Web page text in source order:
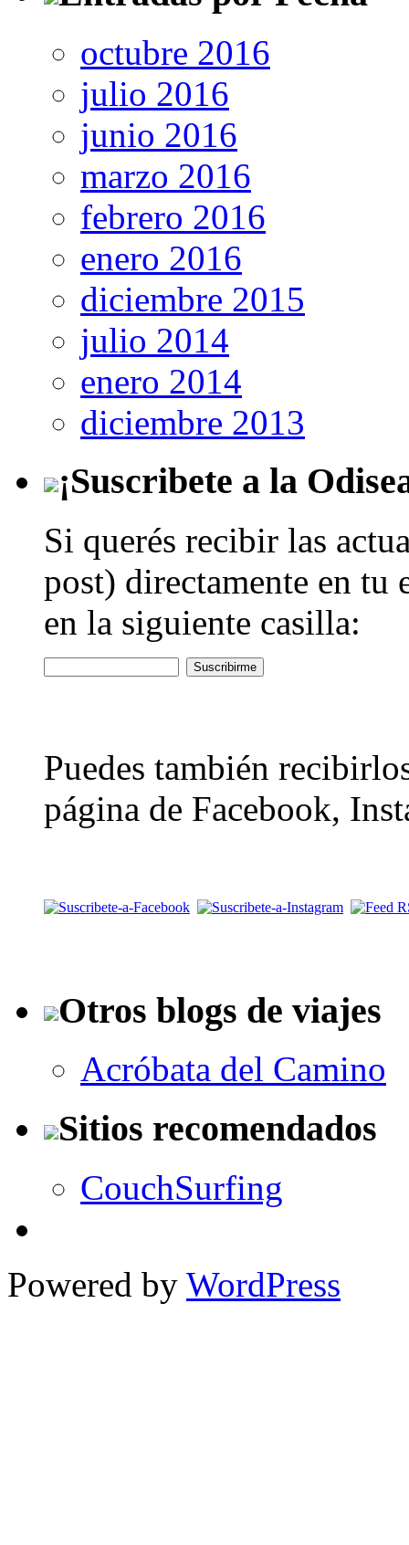
octubre 2016
julio 2016
junio 2016
marzo 2016
febrero 2016
enero 2016
diciembre 2015
julio 2014
enero 2014
diciembre 2013
¡Suscribete a la
Si querés recibir las
post) directamente en
en la siguiente casilla:
Puedes también
página de Facebook,
Otros blogs de viajes
Acróbata del Camino
Sitios recomendados
CouchSurfing
Powered by WordPress